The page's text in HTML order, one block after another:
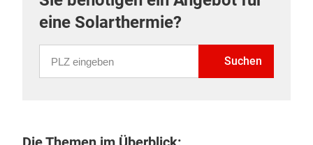
eine Solarthermie?
Suchen